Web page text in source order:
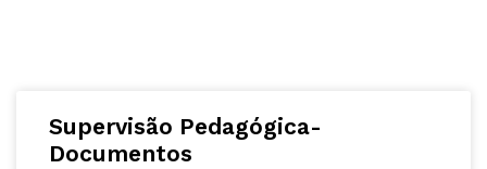
Supervisão Pedagógica-
Documentos